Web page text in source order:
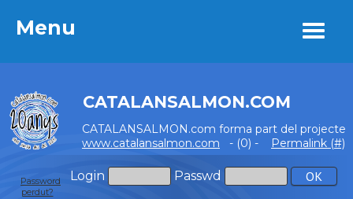
Menu
CATALANSALMON.COM
CATALANSALMON.com forma part del projecte
www.catalansalmon.com - (0) - Permalink (#)
Login Passwd
Password
perdut?
Menu